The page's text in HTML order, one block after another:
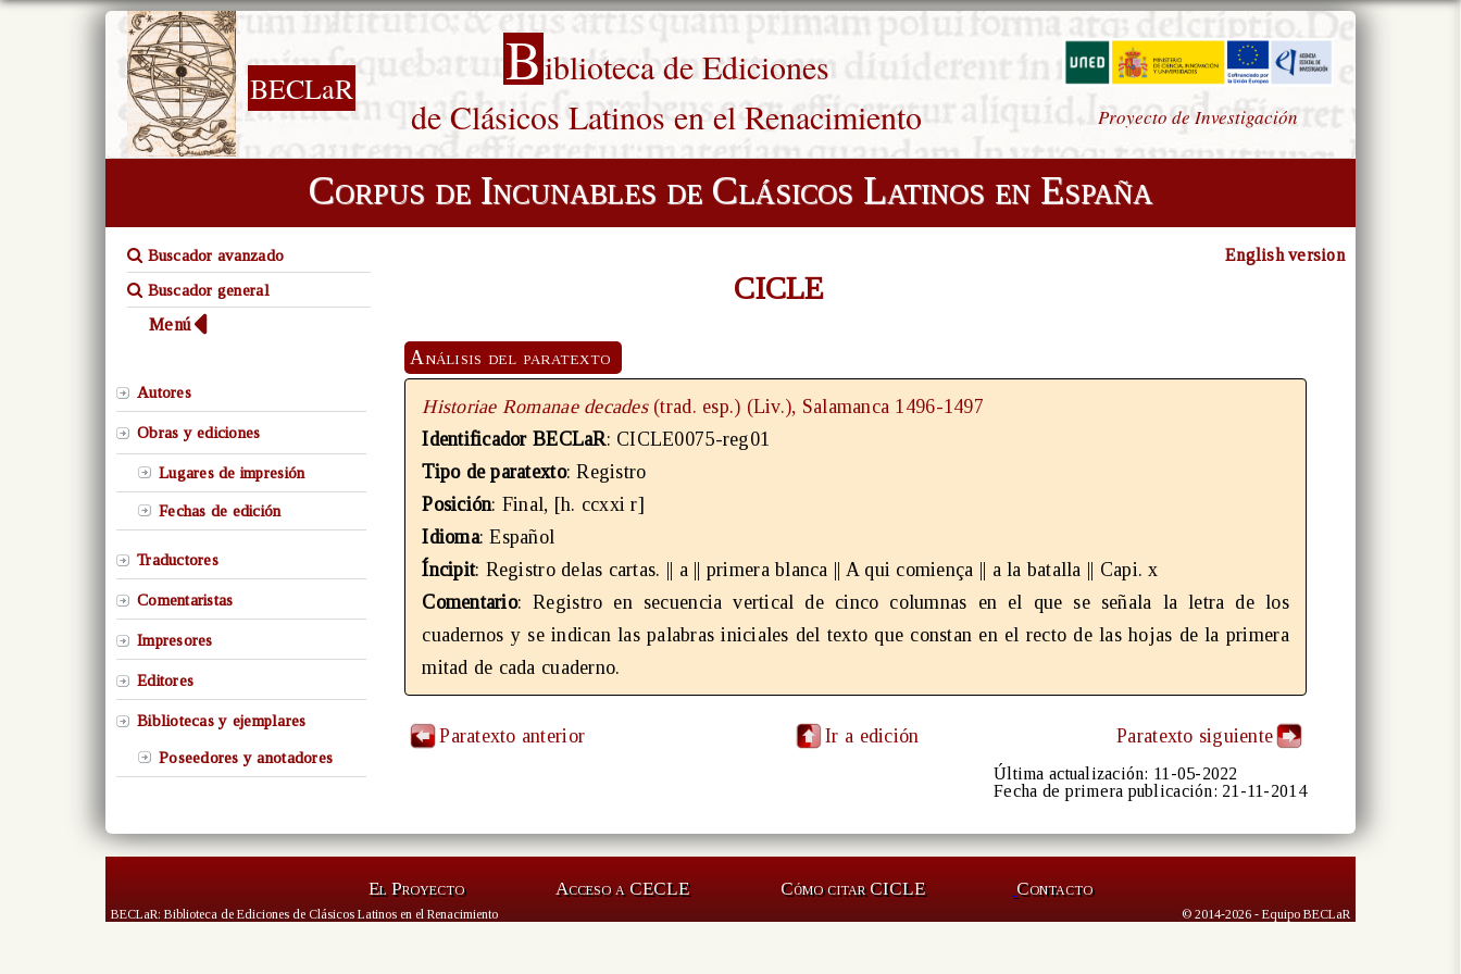
BECLaR Biblioteca de Ediciones
de Clásicos Latinos en el Renacimiento
Proyecto de Investigación
Corpus de Incunables de Clásicos Latinos en España
Buscador avanzado
Buscador general
Menú
CICLE
English version
Autores
Obras y ediciones
Lugares de impresión
Fechas de edición
Traductores
Comentaristas
Impresores
Editores
Bibliotecas y ejemplares
Poseedores y anotadores
Análisis del paratexto
Historiae Romanae decades (trad. esp.) (Liv.), Salamanca 1496-1497
Identificador BECLaR: CICLE0075-reg01
Tipo de paratexto: Registro
Posición: Final, [h. ccxxi r]
Idioma: Español
Íncipit: Registro delas cartas. || a || primera blanca || A qui comiença || a la batalla || Capi. x
Comentario: Registro en secuencia vertical de cinco columnas en el que se señala la letra de los
cuadernos y se indican las palabras iniciales del texto que constan en el recto de las hojas de la primera
mitad de cada cuaderno.
Paratexto anterior Ir a edición Paratexto siguiente
Última actualización: 11-05-2022
Fecha de primera publicación: 21-11-2014
El Proyecto Acceso a CECLE Cómo citar CICLE Contacto
© 2014-2026 - Equipo BECLaR
BECLaR: Biblioteca de Ediciones de Clásicos Latinos en el Renacimiento